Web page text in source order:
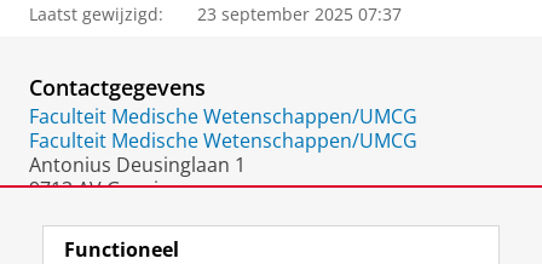
r
P
o
r
t
a
Laatst gewijzigd: 23 september 2025 07:37
Contactgegevens
Faculteit Medische Wetenschappen/UMCG
Faculteit Medische Wetenschappen/UMCG
Antonius Deusinglaan 1
9713 AV Groningen
Functioneel